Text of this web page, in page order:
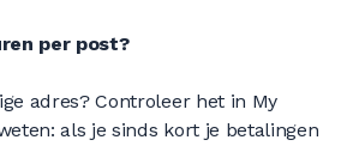
per post?
adres? Controleer het in My
als je sinds kort je betalingen